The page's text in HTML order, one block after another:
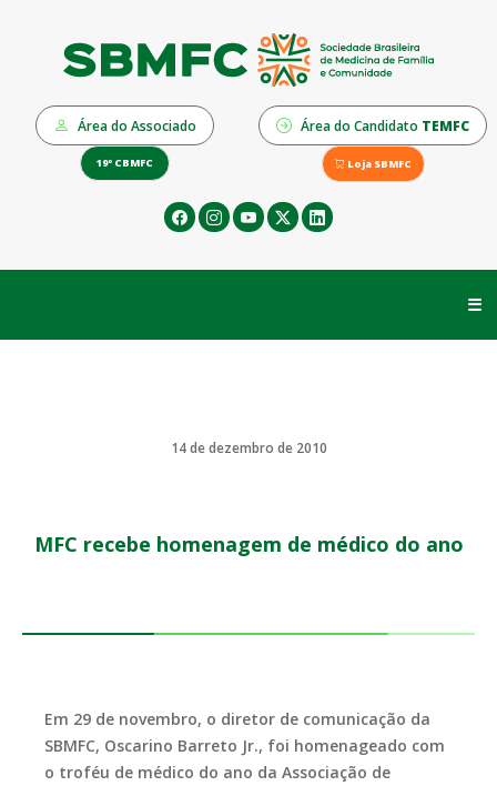
Área do Associado Área do Candidato TEMFC
19º CBMFC Loja SBMFC
☰
14 de dezembro de 2010
MFC recebe homenagem de médico do ano
Em 29 de novembro, o diretor de comunicação da
SBMFC, Oscarino Barreto Jr., foi homenageado com
o troféu de médico do ano da Associação de